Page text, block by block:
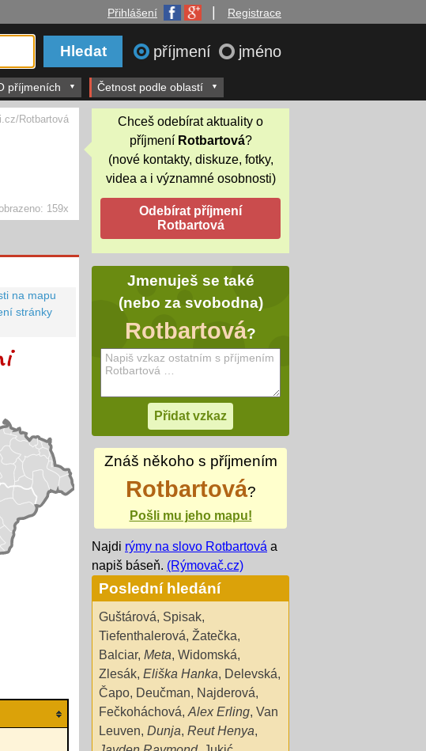
Přihlášení Registrace
příjmení jméno
příjmeních Četnost podle oblastí
159x
Rotbartová
na mapu
stránky
Chceš odebírat aktuality o
příjmení Rotbartová?
(nové kontakty, diskuze, fotky,
videa a i významné osobnosti)
Jmenuješ se také
(nebo za svobodna)
Rotbartová?
Znáš někoho s příjmením
Rotbartová?
Pošli mu jeho mapu!
Najdi rýmy na slovo Rotbartová a
napiš báseň. (Rýmovač.cz)
Poslední hledání
Guštárová, Spisak,
Tiefenthalerová, Žatečka,
Balciar, Meta, Widomská,
Zlesák, Eliška Hanka, Delevská,
Čapo, Deučman, Najderová,
Fečkoháchová, Alex Erling, Van
Leuven, Dunja, Reut Henya,